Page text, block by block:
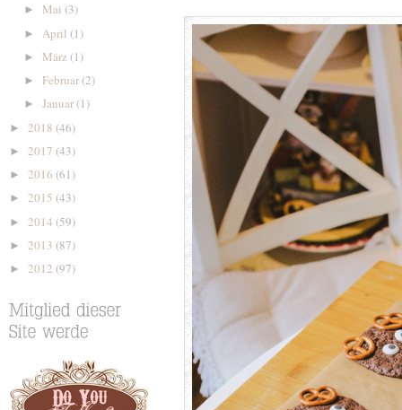
► Mai (3)
► April (1)
► März(1)
► Februar(2)
► Januar(1)
► 2018 (46)
► 2017 (43)
► 2016 (61)
► 2015 (43)
► 2014 (59)
► 2013 (87)
► 2012 (97)